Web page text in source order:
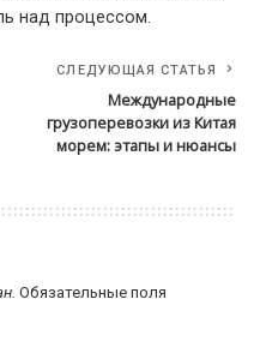
над процессом.
СЛЕДУЮЩАЯ СТАТЬЯ
Международные
грузоперевозки из Китая
морем: этапы и нюансы
Обязательные поля